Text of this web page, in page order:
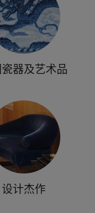
器及艺术品
设计杰作